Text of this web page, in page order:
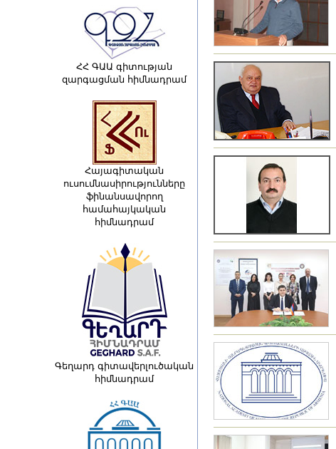
ՀՀ ԳԱԱ գիտության
զարգացման հիմնադրամ
Հայագիտական
ուսումնասիրությունները
ֆինանսավորող
համահայկական
հիմնադրամ
Գեղարդ գիտավերլուծական
հիմնադրամ